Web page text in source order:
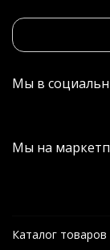
Мы в
Мы на
Каталог товаров